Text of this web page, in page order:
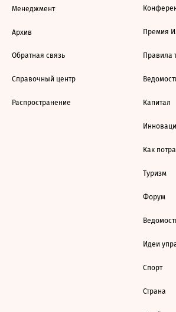
Менеджмент
Архив
Обратная связь
Справочный центр
Распространение
Премия
Правила
Капитал
Как
Туризм
Форум
Идеи
Спорт
Страна